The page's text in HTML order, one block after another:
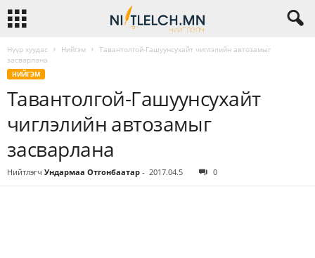
Нүүр хуудас Нийгэм
Тавантолгой-Гашуунсухайт чиглэлийн автозамыг
засварлана
НИЙГЭМ
Тавантолгой-Гашуунсухайт
чиглэлийн автозамыг
засварлана
Нийтлэгч Ундармаа Отгонбаатар - 2017.04.5 0